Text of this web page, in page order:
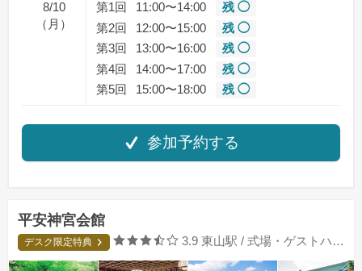
8/10
（月）
第1回 11:00〜14:00
残 ◯
第2回
12:00〜15:00
残 ◯
第3回
13:00〜16:00
残 ◯
第4回
14:00〜17:00
残 ◯
第5回
15:00〜18:00 残 ◯
参加予約する
平安神宮会館
デスク限定特典 口コミ評価
3.9 東山駅 / 式場・ゲストハウス